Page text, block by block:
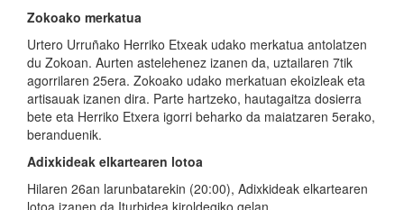
Zokoako merkatua
Urtero Urruñako Herriko Etxeak udako merkatua antolatzen
du Zokoan. Aurten astelehenez izanen da, uztailaren 7tik
agorrilaren 25era. Zokoako udako merkatuan ekoizleak eta
artisauak izanen dira. Parte hartzeko, hautagaitza dosierra
bete eta Herriko Etxera igorri beharko da maiatzaren 5erako,
beranduenik.
Adixkideak elkartearen lotoa
Hilaren 26an larunbatarekin (20:00), Adixkideak elkartearen
lotoa izanen da Iturbidea kiroldegiko gelan.